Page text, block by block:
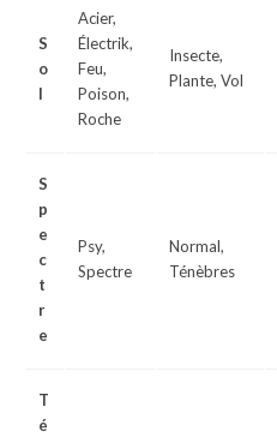
S
o
l
Acier,
Électrik,
Feu,
Poison,
Roche
Insecte,
Plante, Vol
S
p
e
c
t
r
e
Psy,
Spectre
Normal,
Ténèbres
T
é